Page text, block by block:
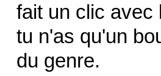
fait un clic avec
tu n'as qu'un
du genre.